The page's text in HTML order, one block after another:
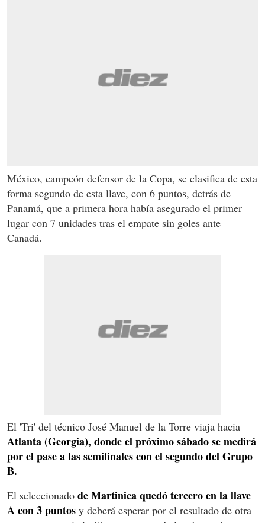
México, campeón defensor de la Copa, se clasifica de esta
forma segundo de esta llave, con 6 puntos, detrás de
Panamá, que a primera hora había asegurado el primer
lugar con 7 unidades tras el empate sin goles ante
Canadá.
El 'Tri' del técnico José Manuel de la Torre viaja hacia
Atlanta (Georgia), donde el próximo sábado se medirá
por el pase a las semifinales con el segundo del Grupo
B.
El seleccionado de Martinica quedó tercero en la llave
A con 3 puntos y deberá esperar por el resultado de otra